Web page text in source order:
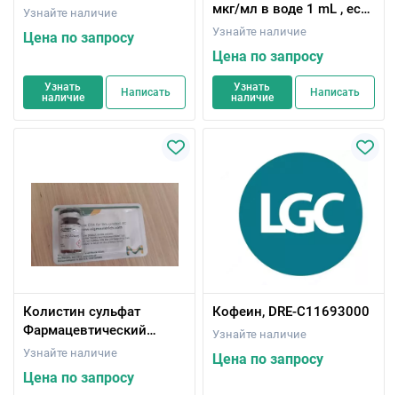
Узнайте наличие
Цена по запросу
Узнать
наличие
Написать
мкг/мл в воде 1 mL , есть
ISO 17034
Узнайте наличие
Цена по запросу
Узнать
наличие
Написать
Колистин сульфат
Фармацевтический
вторичный стандарт;
справочный материал
Узнайте наличие
Цена по запросу
Кофеин, DRE-C11693000
Узнайте наличие
Цена по запросу